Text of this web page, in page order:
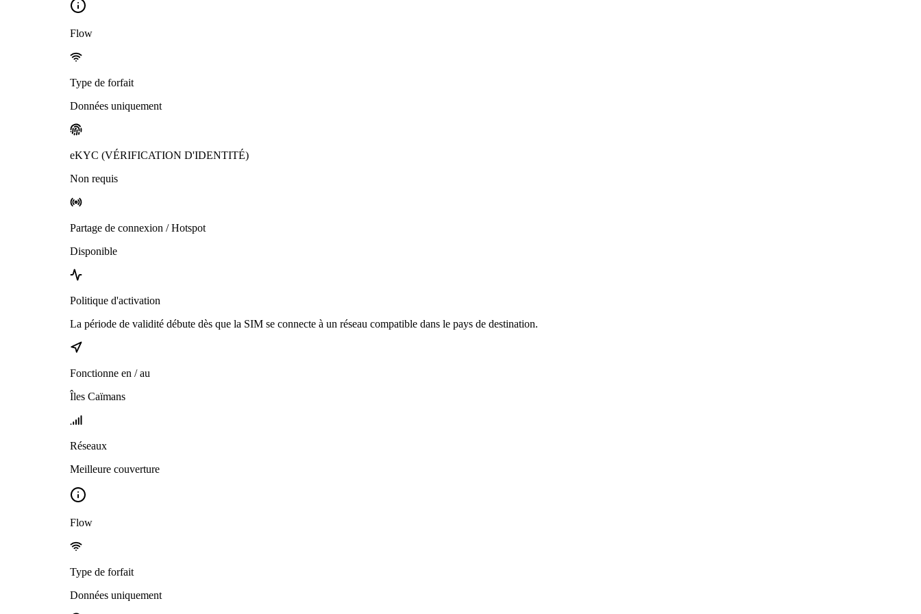
Flow
Type de forfait
Données uniquement
eKYC (VÉRIFICATION D'IDENTITÉ)
Non requis
Partage de connexion / Hotspot
Disponible
Politique d'activation
La période de validité débute dès que la SIM se connecte à un réseau compatible dans le pays de destination.
Fonctionne en / au
Îles Caïmans
Réseaux
Meilleure couverture
Flow
Type de forfait
Données uniquement